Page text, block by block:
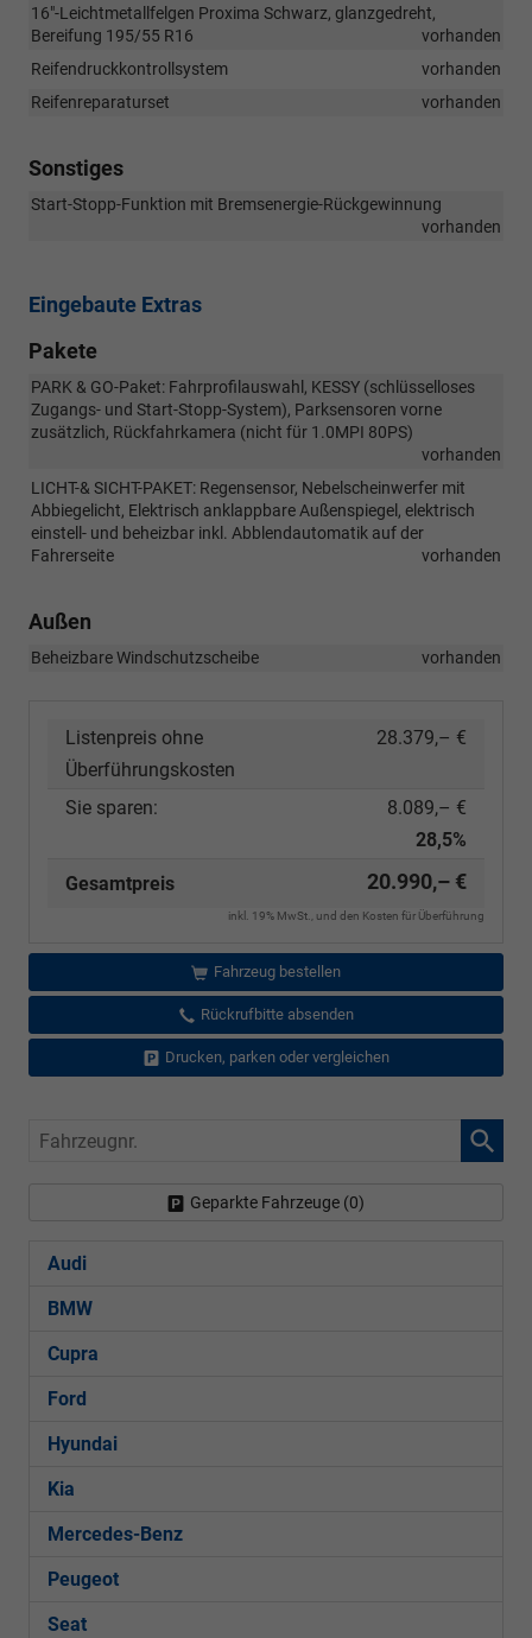
16"-Leichtmetallfelgen Proxima Schwarz, glanzgedreht,
Bereifung 195/55 R16
vorhanden
Reifendruckkontrollsystem
vorhanden
Reifenreparaturset
vorhanden
Sonstiges
Start-Stopp-Funktion mit Bremsenergie-Rückgewinnung
vorhanden
Eingebaute Extras
Pakete
PARK & GO-Paket: Fahrprofilauswahl, KESSY (schlüsselloses
Zugangs- und Start-Stopp-System), Parksensoren vorne
zusätzlich, Rückfahrkamera (nicht für 1.0MPI 80PS)
vorhanden
LICHT-& SICHT-PAKET: Regensensor, Nebelscheinwerfer mit
Abbiegelicht, Elektrisch anklappbare Außenspiegel, elektrisch
einstell- und beheizbar inkl. Abblendautomatik auf der
Fahrerseite
vorhanden
Außen
Beheizbare Windschutzscheibe vorhanden
Listenpreis ohne
Überführungskosten
28.379,– €
Sie sparen:
8.089,– €
28,5%
Gesamtpreis
20.990,– €
inkl. 19% MwSt., und den Kosten für Überführung
Fahrzeug bestellen
Rückrufbitte absenden
Drucken, parken oder vergleichen
Fahrzeugnr.
Geparkte Fahrzeuge (0)
Audi
BMW
Cupra
Ford
Hyundai
Kia
Mercedes-Benz
Peugeot
Seat